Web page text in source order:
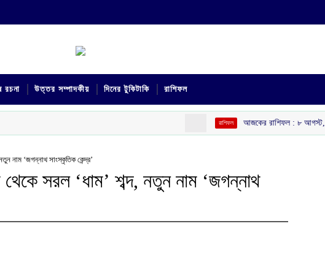
রচনা উত্তর সম্পাদকীয় দিনের টুকিটাকি রাশিফল
আজকের রাশিফল :‌ ‌‌৮ আগস্ট, ২০২৬
নাম ‘জগন্নাথ সাংস্কৃতিক কেন্দ্র’
থেকে সরল ‘ধাম’ শব্দ, নতুন নাম ‘জগন্নাথ